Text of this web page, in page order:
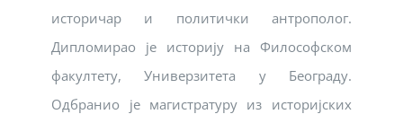
историчар и политички антрополог.
Дипломирао је историју на Философском
факултету, Универзитета у Београду.
Одбранио је магистратуру из историјских